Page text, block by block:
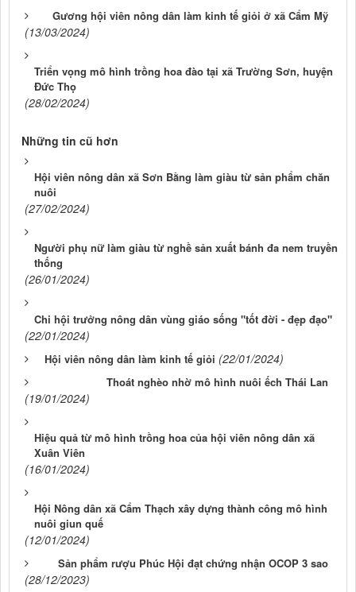
Gương hội viên nông dân làm kinh tế giỏi ở xã Cẩm Mỹ
(13/03/2024)
Triển vọng mô hình trồng hoa đào tại xã Trường Sơn, huyện
Đức Thọ
(28/02/2024)
Những tin cũ hơn
Hội viên nông dân xã Sơn Bằng làm giàu từ sản phẩm chăn
nuôi
(27/02/2024)
Người phụ nữ làm giàu từ nghề sản xuất bánh đa nem truyền
thống
(26/01/2024)
Chi hội trưởng nông dân vùng giáo sống "tốt đời - đẹp đạo"
(22/01/2024)
Hội viên nông dân làm kinh tế giỏi (22/01/2024)
Thoát nghèo nhờ mô hình nuôi ếch Thái Lan
(19/01/2024)
Hiệu quả từ mô hình trồng hoa của hội viên nông dân xã
Xuân Viên
(16/01/2024)
Hội Nông dân xã Cẩm Thạch xây dựng thành công mô hình
nuôi giun quế
(12/01/2024)
Sản phẩm rượu Phúc Hội đạt chứng nhận OCOP 3 sao
(28/12/2023)